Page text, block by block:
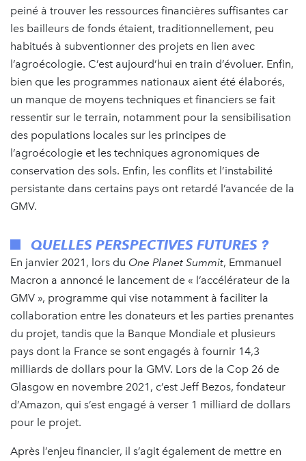
peiné à trouver les ressources financières suffisantes car
les bailleurs de fonds étaient, traditionnellement, peu
habitués à subventionner des projets en lien avec
l’agroécologie. C’est aujourd’hui en train d’évoluer. Enfin,
bien que les programmes nationaux aient été élaborés,
un manque de moyens techniques et financiers se fait
ressentir sur le terrain, notamment pour la sensibilisation
des populations locales sur les principes de
l’agroécologie et les techniques agronomiques de
conservation des sols. Enfin, les conflits et l’instabilité
persistante dans certains pays ont retardé l’avancée de la
GMV.
QUELLES PERSPECTIVES FUTURES ?
En janvier 2021, lors du One Planet Summit, Emmanuel
Macron a annoncé le lancement de « l’accélérateur de la
GMV », programme qui vise notamment à faciliter la
collaboration entre les donateurs et les parties prenantes
du projet, tandis que la Banque Mondiale et plusieurs
pays dont la France se sont engagés à fournir 14,3
milliards de dollars pour la GMV. Lors de la Cop 26 de
Glasgow en novembre 2021, c’est Jeff Bezos, fondateur
d’Amazon, qui s’est engagé à verser 1 milliard de dollars
pour le projet.
Après l’enjeu financier, il s’agit également de mettre en